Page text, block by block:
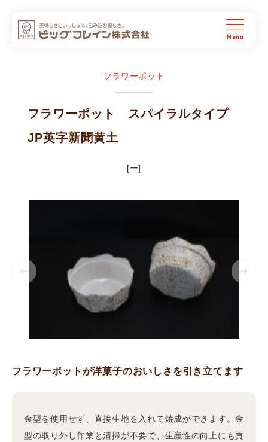
ビッグプレイン株式会社
フラワーポット
フラワーポット スパイラルタイプ
JP英字新聞黄土
[ー]
フラワーポットが洋菓子のおいしさを引き立てます
金型を使用せず、直接生地を入れて焼成ができます。金
型の取り外し作業と清掃が不要で、生産性の向上にも貢